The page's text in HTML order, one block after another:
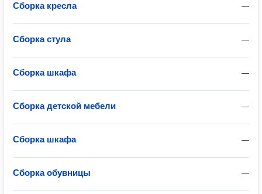
—
Сборка кресла
—
Сборка стула
—
Сборка шкафа
—
Сборка детской мебели
—
Сборка шкафа
—
Сборка обувницы